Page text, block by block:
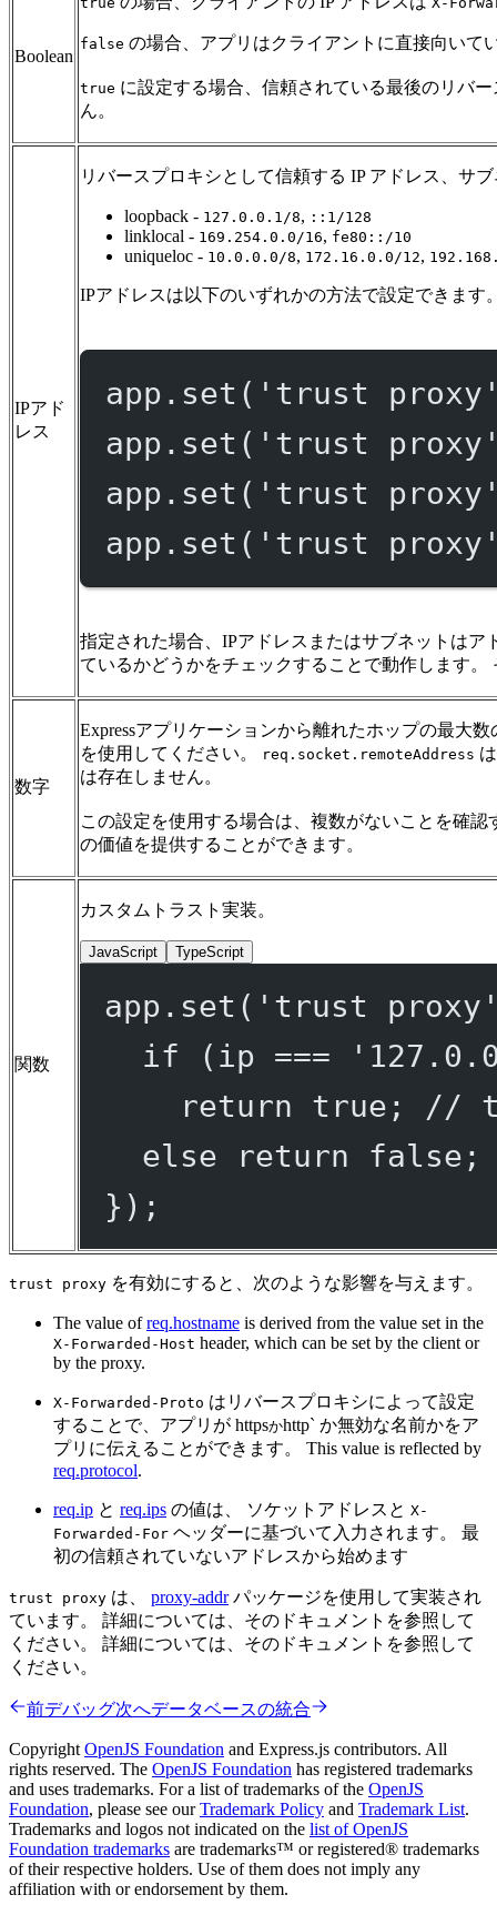
Boolean
false の場合、アプリはクライアントに直接向いて
true に設定する場合、信頼されている最後のリバ
ん。
IPアド
レス
リバースプロキシとして信頼する IP アドレス、サ
loopback - 127.0.0.1/8, ::1/128
linklocal - 169.254.0.0/16, fe80::/10
uniqueloc - 10.0.0.0/8, 172.16.0.0/12,
IPアドレスは以下のいずれかの方法で設定できます
app. set ( 'trust
app. set ( 'trust
app. set ( 'trust
app. set ( 'trust
指定された場合、IPアドレスまたはサブネットは
ているかどうかをチェックすることで動作します。
数字
Expressアプリケーションから離れたホップの最大
を使用してください。
req.socket.remoteAddress
は存在しません。
この設定を使用する場合は、複数がないことを確
の価値を提供することができます。
関数
カスタムトラスト実装。
JavaScript TypeScript
app. set ( 'trust
if (ip ===
return
true ;
//
else
return false ;
});
trust proxy を有効にすると、次のような影響を与えます。
The value ofreq.hostname is derived from the value set in the
X-Forwarded-Host header, which can be set by the client or
by the proxy.
X-Forwarded-Proto はリバースプロキシによって設定
することで、アプリが httpsかhttp` か無効な名前かをア
プリに伝えることができます。 This value is reflected by
req.protocol.
req.ip と req.ips の値は、 ソケットアドレスと X-
Forwarded-For ヘッダーに基づいて入力されます。 最
初の信頼されていないアドレスから始めます
trust proxy は、 proxy-addrパッケージを使用して実装され
ています。 詳細については、そのドキュメントを参照して
ください。 詳細については、そのドキュメントを参照して
ください。
前デバッグ次へデータベースの統合
Copyright OpenJS Foundation and Express.js contributors. All
rights reserved. The OpenJS Foundation has registered trademarks
and uses trademarks. For a list of trademarks of the OpenJS
Foundation, please see ourTrademark Policy and Trademark List.
Trademarks and logos not indicated on the list of OpenJS
Foundation trademarks are trademarks™ or registered® trademarks
of their respective holders. Use of them does not imply any
affiliation with or endorsement by them.